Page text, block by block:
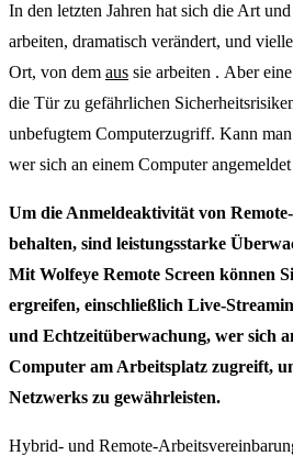
In den letzten Jahren hat sich die Art
arbeiten, dramatisch verändert, und
Ort, von dem aus sie arbeiten . Aber
die Tür zu gefährlichen
unbefugtem Computerzugriff. Kann man
wer sich an einem Computer angemeldet
Um die Anmeldeaktivität von
behalten, sind leistungsstarke
Mit Wolfeye Remote Screen können
ergreifen, einschließlich Live-
und Echtzeitüberwachung, wer sich
Computer am Arbeitsplatz zugreift,
Netzwerks zu gewährleisten.
Hybrid- und Remote-